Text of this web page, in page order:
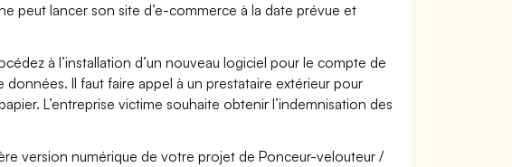
peut lancer son site d’e-commerce à la date prévue et
à l’installation d’un nouveau logiciel pour le compte de
Il faut faire appel à un prestataire extérieur pour
L’entreprise victime souhaite obtenir l’indemnisation des
version numérique de votre projet de Ponceur-velouteur /